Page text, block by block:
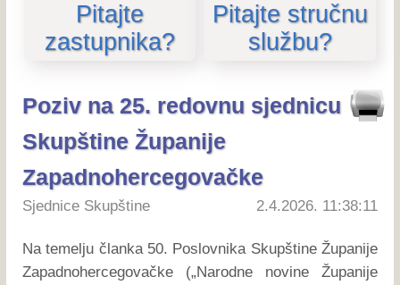
Pitajte
zastupnika?
Pitajte stručnu
službu?
Poziv na 25. redovnu sjednicu
Skupštine Županije
Zapadnohercegovačke
Sjednice Skupštine 2.4.2026. 11:38:11
Na temelju članka 50. Poslovnika Skupštine Županije
Zapadnohercegovačke („Narodne novine Županije